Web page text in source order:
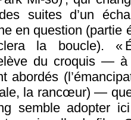
suites d’un
en question (partie
la boucle). «
du croquis —
abordés
la rancœur) —
semble adopter